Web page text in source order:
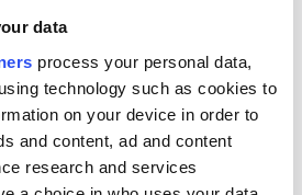
data
process your personal data,
technology such as cookies to
on your device in order to
and content, ad and content
research and services
och passerade
i omsättning.